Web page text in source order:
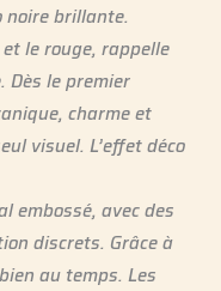
noire brillante.
le rouge, rappelle
Dès le premier
charme et
visuel. L’effet déco
embossé, avec des
discrets. Grâce à
au temps. Les